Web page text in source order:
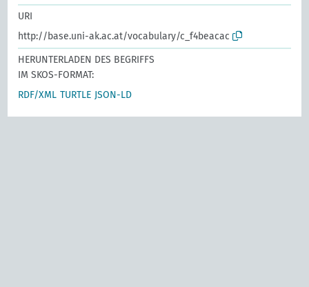
URI
http://base.uni-ak.ac.at/vocabulary/c_f4beacac
HERUNTERLADEN DES BEGRIFFS
IM SKOS-FORMAT:
RDF/XML TURTLE JSON-LD